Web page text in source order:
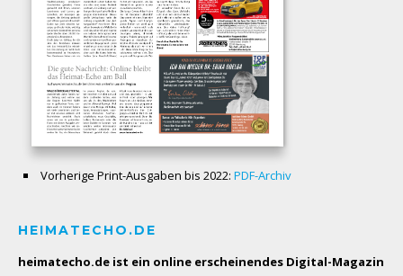
Vorherige Print-Ausgaben bis 2022: PDF-Archiv
HEIMATECHO.DE
heimatecho.de ist ein online erscheinendes Digital-Magazin